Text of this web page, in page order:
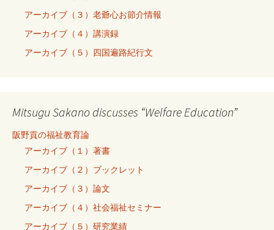
アーカイブ（３）老爺心お節介情報
アーカイブ（４）講演録
アーカイブ（５）四国遍路紀行文
Mitsugu Sakano discusses “Welfare Education”
阪野貢の福祉教育論
アーカイブ（１）著書
アーカイブ（２）ブックレット
アーカイブ（３）論文
アーカイブ（４）社会福祉セミナー
アーカイブ（５）研究業績